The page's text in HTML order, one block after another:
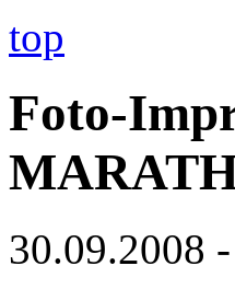
top
Foto-
30.09.2008